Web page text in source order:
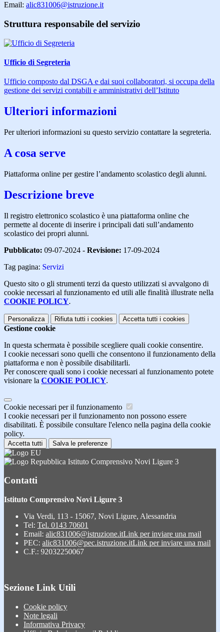
Email: alic831006@istruzione.it
Struttura responsabile del servizio
Ufficio di Segreteria
Ufficio composto dal DSGA e dai suoi collaboratori, si occupa della
gestione dei servizi contabili e amministrativi dell’Istituto
Ulteriori informazioni
Per ulteriori informazioni su questo servizio contattare la segreteria.
A cosa serve
Piattaforma online per gestire l’andamento scolastico degli alunni.
Descrizione breve
Il registro elettronico scolastico è una piattaforma online che
permette al docente di inserire i principali dati sull’andamento
scolastico dei propri alunni.
Pubblicato: 09-07-2024 - Revisione: 17-09-2024
Tag pagina: Servizi
Questo sito o gli strumenti terzi da questo utilizzati si avvalgono di
cookie necessari al funzionamento ed utili alle finalità illustrate nella
COOKIE POLICY.
Personalizza Rifiuta tutti i cookies Accetta tutti i cookies
Gestione cookie
In questa schermata è possibile scegliere quali cookie consentire.
I cookie necessari sono quelli che consentono il funzionamento della
piattaforma e non è possibile disabilitarli.
Per conoscere quali sono i cookie necessari al funzionamento potete
visionare la COOKIE POLICY.
Cookie necessari per il funzionamento
I cookie necessari per il funzionamento non possono essere
disabilitati. È possibile consultare l'elenco nella pagina della cookie
policy.
Accetta tutti Salva le preferenze
Istituto Comprensivo Novi Ligure 3
Contatti
Istituto Comprensivo Novi Ligure 3
Via Verdi, 113 - 15067, Novi Ligure, Alessandria
Tel: Tel. 0143 70601
Email: alic831006@istruzione.itLink per inviare una mail
PEC: alic831006@pec.istruzione.itLink per inviare una mail
C.F.: 92032250067
Sezione Link Utili
Cookie policy
Note legali
Informativa Privacy